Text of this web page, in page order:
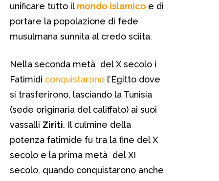
unificare tutto il mondo islamico e di
portare la popolazione di fede
musulmana sunnita al credo sciita.
Nella seconda metà del X secolo i
Fatimidi conquistarono l’Egitto dove
si trasferirono, lasciando la Tunisia
(sede originaria del califfato) ai suoi
vassalli Ziriti. Il culmine della
potenza fatimide fu tra la fine del X
secolo e la prima metà del XI
secolo, quando conquistarono anche